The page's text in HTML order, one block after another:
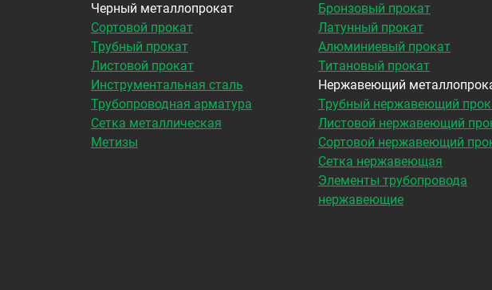
Черный металлопрокат
Сортовой прокат
Трубный прокат
Листовой прокат
Инструментальная сталь
Трубопроводная арматура
Сетка металлическая
Метизы
Бронзовый прокат
Латунный прокат
Алюминиевый прокат
Титановый прокат
Нержавеющий
Трубный нержавеющий
Листовой нержавеющий
Сортовой нержавеющий
Сетка нержавеющая
Элементы трубопровода
нержавеющие